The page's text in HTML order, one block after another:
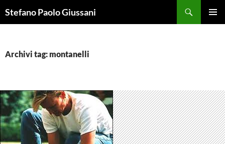
alStefano Paolo Giussani
Archivi tag: montanelli